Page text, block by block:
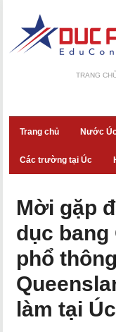
TRANG
Trang chủ Nước
Các trường tại Úc
Mời gặp
dục bang
phổ
làm tại